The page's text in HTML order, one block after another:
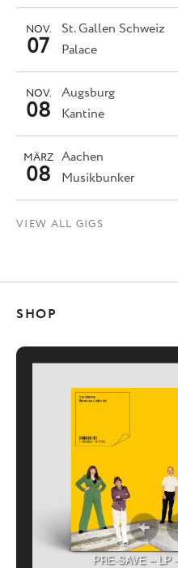
St. Gallen Schweiz
NOV.
07 Palace
Augsburg
NOV.
08 Kantine
Aachen
MÄRZ
08 Musikbunker
VIEW ALL GIGS
SHOP
PRE-SAVE – LP